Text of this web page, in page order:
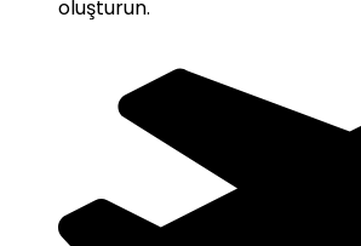
oluşturun.